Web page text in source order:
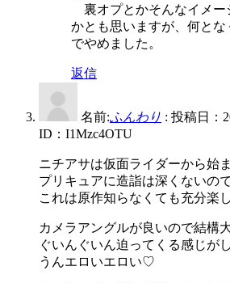
裏オプとかそんなイメー
かとも思いますが、何と
でやめました。
返信
名前:ふんわり : 投稿日：
ID：I1Mzc4OTU
ニチアサは仮面ライダーから始
プリキュアに造詣は深くないので
これは原作知らなくても充分楽
カメラアングルが良いので結構
ぐいんぐいん迫ってくる感じが
うんエロいエロい♡